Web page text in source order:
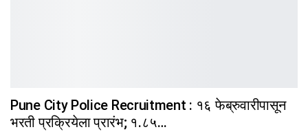
Pune City Police Recruitment : १६ फेब्रुवारीपासून
भरती प्रक्रियेला प्रारंभ; १.८५…